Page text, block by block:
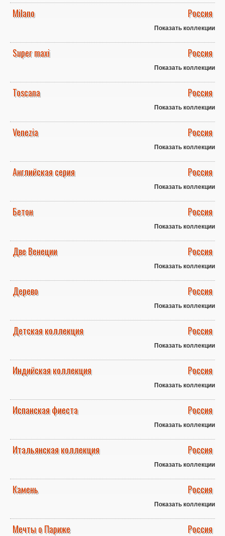
Milano Россия
Показать коллекции
Super maxi Россия
Показать коллекции
Toscana Россия
Показать коллекции
Venezia Россия
Показать коллекции
Английская серия Россия
Показать коллекции
Бетон Россия
Показать коллекции
Две Венеции Россия
Показать коллекции
Дерево Россия
Показать коллекции
Детская коллекция Россия
Показать коллекции
Индийская коллекция Россия
Показать коллекции
Испанская фиеста Россия
Показать коллекции
Итальянская коллекция Россия
Показать коллекции
Камень Россия
Показать коллекции
Мечты о Париже Россия